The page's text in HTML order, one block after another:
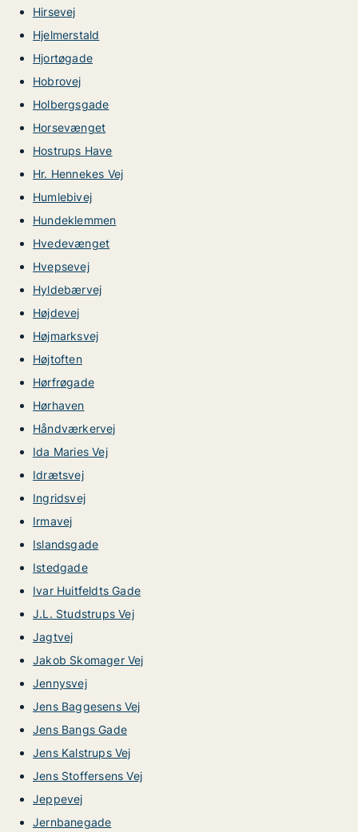
Hirsevej
Hjelmerstald
Hjortøgade
Hobrovej
Holbergsgade
Horsevænget
Hostrups Have
Hr. Hennekes Vej
Humlebivej
Hundeklemmen
Hvedevænget
Hvepsevej
Hyldebærvej
Højdevej
Højmarksvej
Højtoften
Hørfrøgade
Hørhaven
Håndværkervej
Ida Maries Vej
Idrætsvej
Ingridsvej
Irmavej
Islandsgade
Istedgade
Ivar Huitfeldts Gade
J.L. Studstrups Vej
Jagtvej
Jakob Skomager Vej
Jennysvej
Jens Baggesens Vej
Jens Bangs Gade
Jens Kalstrups Vej
Jens Stoffersens Vej
Jeppevej
Jernbanegade